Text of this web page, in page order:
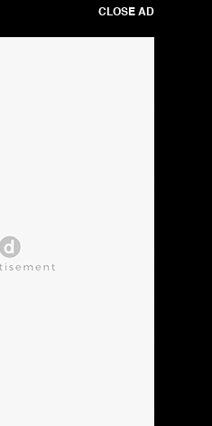
CLOSE AD